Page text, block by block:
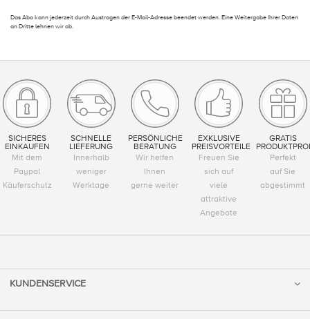
Das Abo kann jederzeit durch Austragen der E-Mail-Adresse beendet werden. Eine Weitergabe Ihrer Daten
an Dritte lehnen wir ab.
SICHERES
EINKAUFEN
Mit dem
Paypal
Käuferschutz
SCHNELLE
LIEFERUNG
Innerhalb
weniger
Werktage
PERSÖNLICHE
BERATUNG
Wir helfen
Ihnen
gerne weiter
EXKLUSIVE
PREISVORTEILE
Freuen Sie
sich auf
viele
attraktive
Angebote
GRATIS
Perfekt
auf Sie
abgestimmt
KUNDENSERVICE